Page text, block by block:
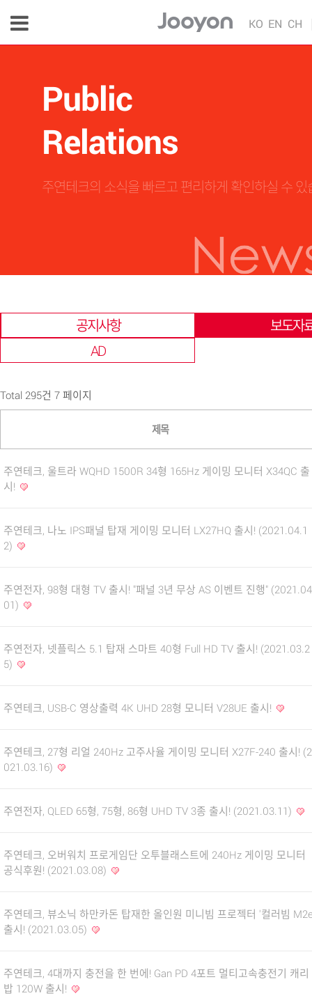
KO EN CH
Public
Relations
주연테크의 소식을 빠르고 편리하게 확인하실 수 있
공지사항
보도자
AD
Total 295건 7 페이지
제목
주연테크, 울트라 WQHD 1500R 34형 165Hz 게이밍 모니터 X34QC 출
시!
주연테크, 나노 IPS패널 탑재 게이밍 모니터 LX27HQ 출시! (2021.04.1
2)
주연전자, 98형 대형 TV 출시! "패널 3년 무상 AS 이벤트 진행"
01)
주연전자, 넷플릭스 5.1 탑재 스마트 40형 Full HD TV 출시! (2021.03.2
5)
주연테크, USB-C 영상출력 4K UHD 28형 모니터 V28UE 출시!
주연테크, 27형 리얼 240Hz 고주사율 게이밍 모니터 X27F-240 출시! (2
021.03.16)
주연전자, QLED 65형, 75형, 86형 UHD TV 3종 출시! (2021.03.11)
주연테크, 오버워치 프로게임단 오투블래스트에 240Hz 게이밍 모니터
공식후원! (2021.03.08)
주연테크, 뷰소닉 하만카돈 탑재한 올인원 미니빔 프로젝터 '컬러빔
출시! (2021.03.05)
주연테크, 4대까지 충전을 한 번에! Gan PD 4포트 멀티고속충전기 캐리
밥 120W 출시!